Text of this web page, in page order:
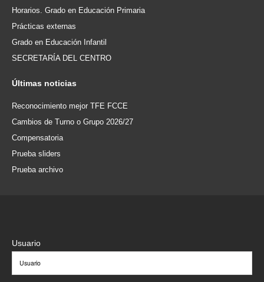
Horarios. Grado en Educación Primaria
Prácticas externas
Grado en Educación Infantil
SECRETARÍA DEL CENTRO
Últimas noticias
Reconocimiento mejor TFE FCCE
Cambios de Turno o Grupo 2026/27
Compensatoria
Prueba sliders
Prueba archivo
Usuario